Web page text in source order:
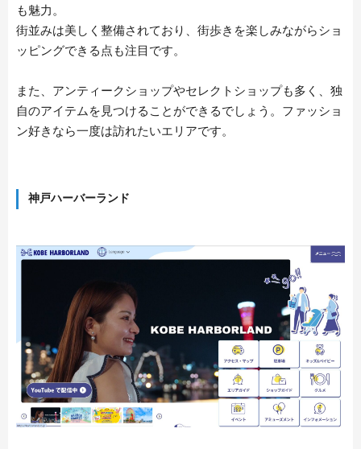
も魅力。
街並みは美しく整備されており、街歩きを楽しみながらショ
ッピングできる点も注目です。
また、アンティークショップやセレクトショップも多く、独
自のアイテムを見つけることができるでしょう。ファッショ
ン好きなら一度は訪れたいエリアです。
神戸ハーバーランド